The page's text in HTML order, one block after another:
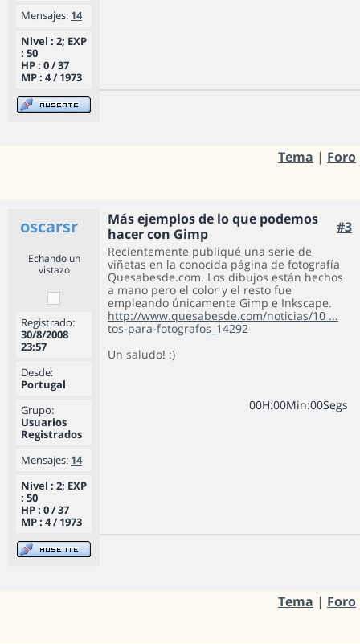
Mensajes: 14
Nivel : 2; EXP
: 50
HP : 0 / 37
MP : 4 / 1973
Tema | Foro
oscarsr
Más ejemplos de lo que podemos
hacer con Gimp
#3
Echando un
vistazo
Registrado:
30/8/2008
23:57
Desde:
Portugal
Grupo:
Usuarios
Registrados
Mensajes: 14
Nivel : 2; EXP
: 50
HP : 0 / 37
MP : 4 / 1973
Recientemente publiqué una serie de
viñetas en la conocida página de fotografía
Quesabesde.com. Los dibujos están hechos
a mano pero el color y el resto fue
empleando únicamente Gimp e Inkscape.
http://www.quesabesde.com/noticias/10 ...
tos-para-fotografos_14292
Un saludo! :)
00H:00Min:00Segs
Tema | Foro